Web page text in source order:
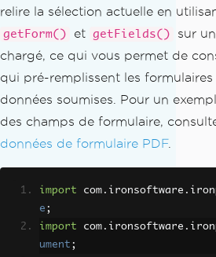
relire la sélection actuelle en
getForm() et getFields() sur un
chargé, ce qui vous permet de
qui pré-remplissent les
données soumises. Pour un
des champs de formulaire,
données de formulaire PDF.
import com . ironsoftware .
e ;
import com . ironsoftware .
ument ;